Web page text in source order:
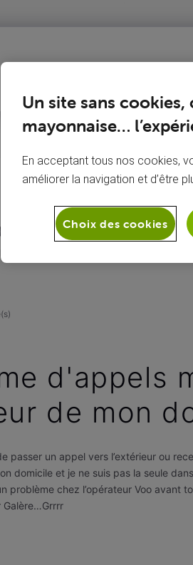
Téléphonie
mobile à ...
d'appels
de mon
passer un appel vers l’extérieur ou
domicile et je ne suis pas la seule
problème chez l’opérateur Voo avant
Galère…Grrrr
Un site sans cookies,
mayonnaise…
En acceptant tous nos cookies,
améliorer la navigation et d’être
Choix des cookies